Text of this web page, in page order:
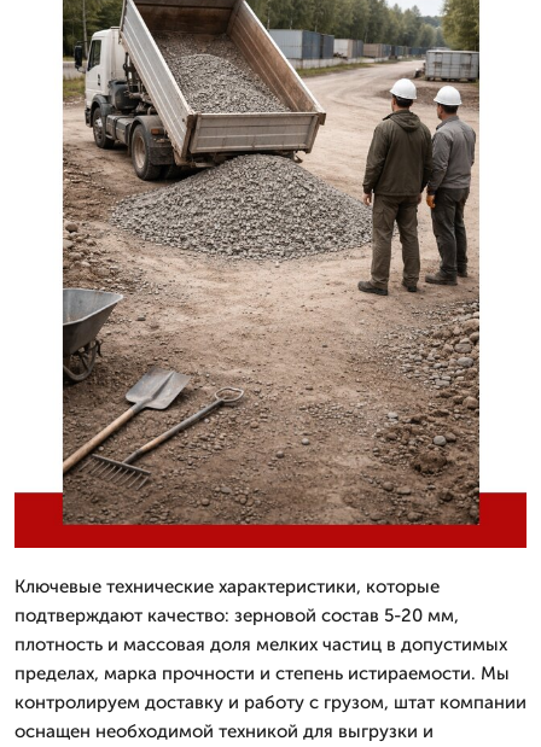
Ключевые технические характеристики, которые
подтверждают качество: зерновой состав 5-20 мм,
плотность и массовая доля мелких частиц в допустимых
пределах, марка прочности и степень истираемости. Мы
контролируем доставку и работу с грузом, штат компании
оснащен необходимой техникой для выгрузки и